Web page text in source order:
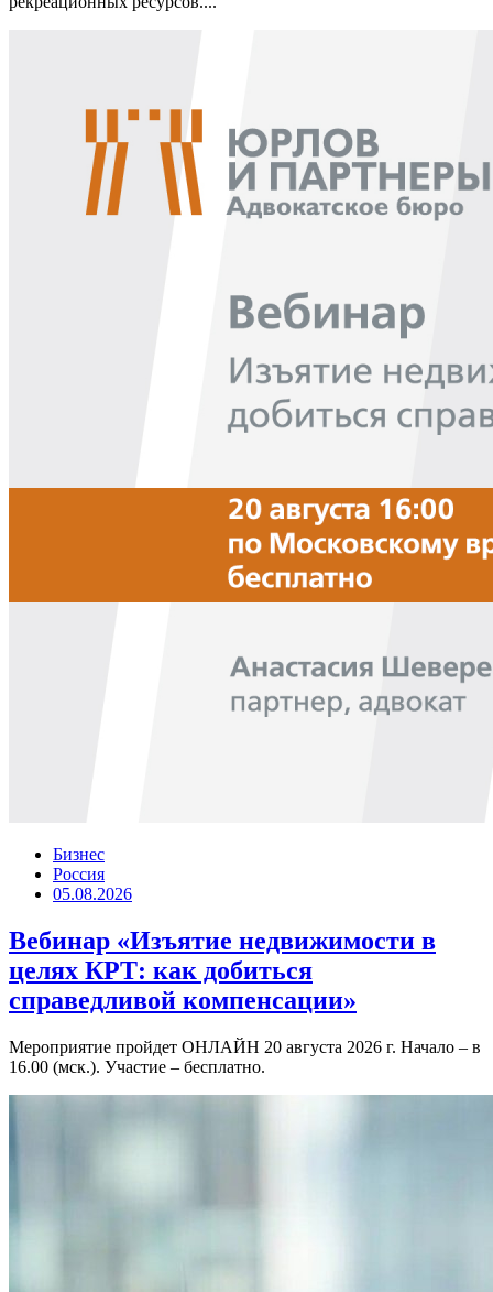
Бизнес
Россия
05.08.2026
Вебинар «Изъятие недвижимости в
целях КРТ: как добиться
справедливой компенсации»
Мероприятие пройдет ОНЛАЙН 20 августа 2026 г. Начало – в
16.00 (мск.). Участие – бесплатно.